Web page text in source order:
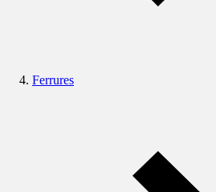
Ferrures